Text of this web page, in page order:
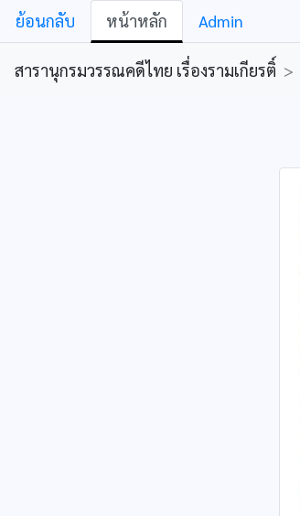
ย้อนกลับ หน้าหลัก Admin
สารานุกรมวรรณคดีไทย เรื่องรามเกียรติ์ >